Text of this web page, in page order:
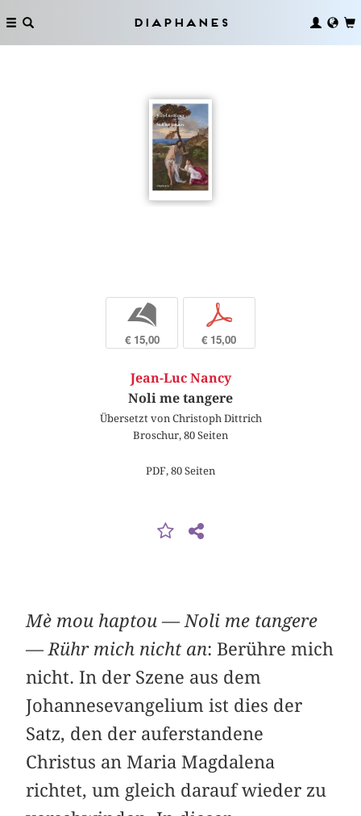
Diaphanes
b
€ 15,00
p
€ 15,00
Jean-Luc Nancy
Noli me tangere
Übersetzt von Christoph Dittrich
Broschur, 80 Seiten
PDF, 80 Seiten
Mè mou haptou — Noli me tangere
— Rühr mich nicht an: Berühre mich
nicht. In der Szene aus dem
Johannesevangelium ist dies der
Satz, den der auferstandene
Christus an Maria Magdalena
richtet, um gleich darauf wieder zu